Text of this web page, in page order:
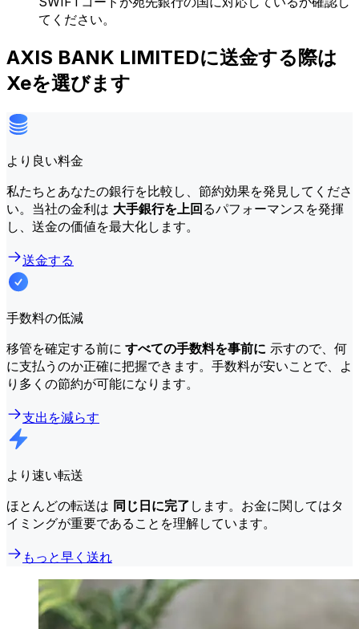
てください。
AXIS BANK LIMITEDに送金する際は
Xeを選びます
より良い料金
私たちとあなたの銀行を比較し、節約効果を発見してくださ
い。当社の金利は 大手銀行を上回るパフォーマンスを発揮
し、送金の価値を最大化します。
送金する
手数料の低減
移管を確定する前に すべての手数料を事前に 示すので、何
に支払うのか正確に把握できます。手数料が安いことで、よ
り多くの節約が可能になります。
支出を減らす
より速い転送
ほとんどの転送は 同じ日に完了 します。お金に関してはタ
イミングが重要であることを理解しています。
もっと早く送れ